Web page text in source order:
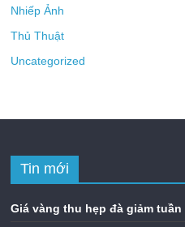
Nhiếp Ảnh
Thủ Thuật
Uncategorized
Tin mới
Giá vàng thu hẹp đà giảm